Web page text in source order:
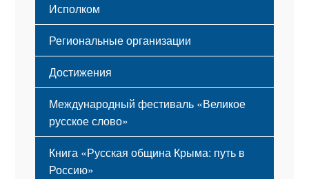
Исполком
Региональные организации
Достижения
Международный фестиваль «Великое
русское слово»
Книга «Русская община Крыма: путь в
Россию»